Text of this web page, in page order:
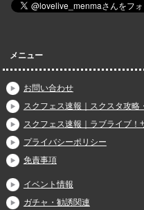
メニュー
お問い合わせ
スクフェス速報｜スクスタ攻略
スクフェス速報｜ラブライブ
プライバシーポリシー
免責事項
イベント情報
ガチャ・勧誘関連